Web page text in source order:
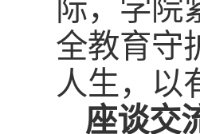
全教育守
人生，以
座谈交